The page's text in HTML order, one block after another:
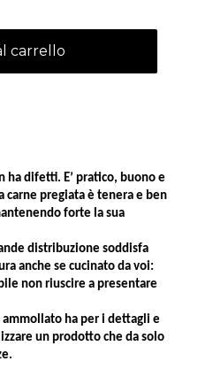
carrello
ha difetti. E’ pratico, buono e
carne pregiata è tenera e ben
forte la sua
distribuzione soddisfa
anche se cucinato da voi:
non riuscire a presentare
ammollato ha per i dettagli e
un prodotto che da solo